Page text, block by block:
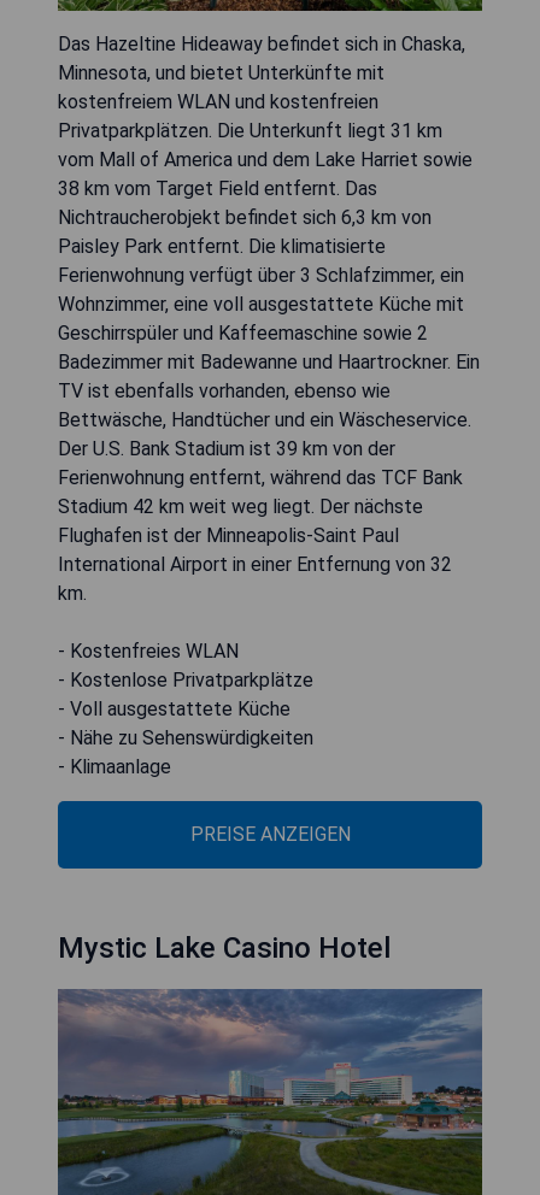
Das Hazeltine Hideaway befindet sich in Chaska,
Minnesota, und bietet Unterkünfte mit
kostenfreiem WLAN und kostenfreien
Privatparkplätzen. Die Unterkunft liegt 31 km
vom Mall of America und dem Lake Harriet sowie
38 km vom Target Field entfernt. Das
Nichtraucherobjekt befindet sich 6,3 km von
Paisley Park entfernt. Die klimatisierte
Ferienwohnung verfügt über 3 Schlafzimmer, ein
Wohnzimmer, eine voll ausgestattete Küche mit
Geschirrspüler und Kaffeemaschine sowie 2
Badezimmer mit Badewanne und Haartrockner. Ein
TV ist ebenfalls vorhanden, ebenso wie
Bettwäsche, Handtücher und ein Wäscheservice.
Der U.S. Bank Stadium ist 39 km von der
Ferienwohnung entfernt, während das TCF Bank
Stadium 42 km weit weg liegt. Der nächste
Flughafen ist der Minneapolis-Saint Paul
International Airport in einer Entfernung von 32
km.
- Kostenfreies WLAN
- Kostenlose Privatparkplätze
- Voll ausgestattete Küche
- Nähe zu Sehenswürdigkeiten
- Klimaanlage
PREISE ANZEIGEN
Mystic Lake Casino Hotel